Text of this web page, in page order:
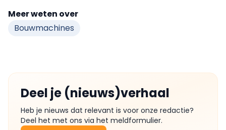
Meer weten over
Bouwmachines
Deel je (nieuws)verhaal
Heb je nieuws dat relevant is voor onze redactie?
Deel het met ons via het meldformulier.